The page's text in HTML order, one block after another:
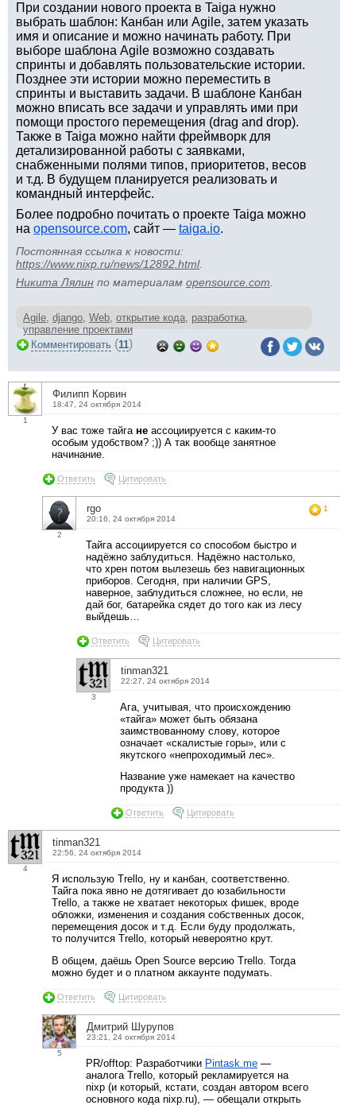
При создании нового проекта в Taiga нужно
выбрать шаблон: Канбан или Agile, затем указать
имя и описание и можно начинать работу. При
выборе шаблона Agile возможно создавать
спринты и добавлять пользовательские истории.
Позднее эти истории можно переместить в
спринты и выставить задачи. В шаблоне Канбан
можно вписать все задачи и управлять ими при
помощи простого перемещения (drag and drop).
Также в Taiga можно найти фреймворк для
детализированной работы с заявками,
снабженными полями типов, приоритетов, весов
и т.д. В будущем планируется реализовать и
командный интерфейс.
Более подробно почитать о проекте Taiga можно
на opensource.com, сайт — taiga.io.
Постоянная ссылка к новости:
https://www.nixp.ru/news/12892.html.
Никита Лялин по материалам opensource.com
Agile, django, Web, открытие кода, разработка,
управление проектами
Комментировать (11)
1
Филипп Корвин
18:47, 24 октября 2014
У вас тоже тайга не ассоциируется с каким-то
особым удобством? ;)) А так вообще занятное
начинание.
Ответить Цитировать
2
rgo
20:16, 24 октября 2014
1
Тайга ассоциируется со способом быстро и
надёжно заблудиться. Надёжно настолько,
что хрен потом вылезешь без навигационных
приборов. Сегодня, при наличии GPS,
наверное, заблудиться сложнее, но если, не
дай бог, батарейка сядет до того как из лесу
выйдешь…
Ответить Цитировать
3
tinman321
22:27, 24 октября 2014
Ага, учитывая, что происхождению
«тайга» может быть обязана
заимствованному слову, которое
означает «скалистые горы», или с
якутского «непроходимый лес».
Название уже намекает на качество
продукта ))
Ответить Цитировать
4
tinman321
22:56, 24 октября 2014
Я использую Trello, ну и канбан, соответственно.
Тайга пока явно не дотягивает до юзабильности
Trello, а также не хватает некоторых фишек, вроде
обложки, изменения и создания собственных досок,
перемещения досок и т.д. Если буду продолжать,
то получится Trello, который невероятно крут.
В общем, даёшь Open Source версию Trello. Тогда
можно будет и о платном аккаунте подумать.
Ответить Цитировать
5
Дмитрий Шурупов
23:21, 24 октября 2014
PR/offtop: Разработчики Pintask.me —
аналога Trello, который рекламируется на
nixp (и который, кстати, создан автором всего
основного кода nixp.ru), — обещали открыть